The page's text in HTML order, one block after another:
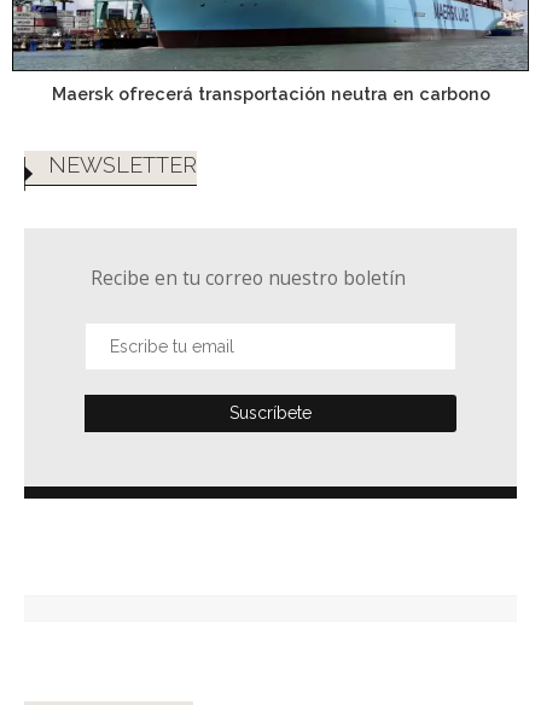
Maersk ofrecerá transportación neutra en carbono
NEWSLETTER
Recibe en tu correo nuestro boletín